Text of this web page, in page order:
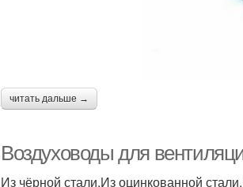
читать дальше →
Воздуховоды для
Из чёрной стали.Из оцинкованной